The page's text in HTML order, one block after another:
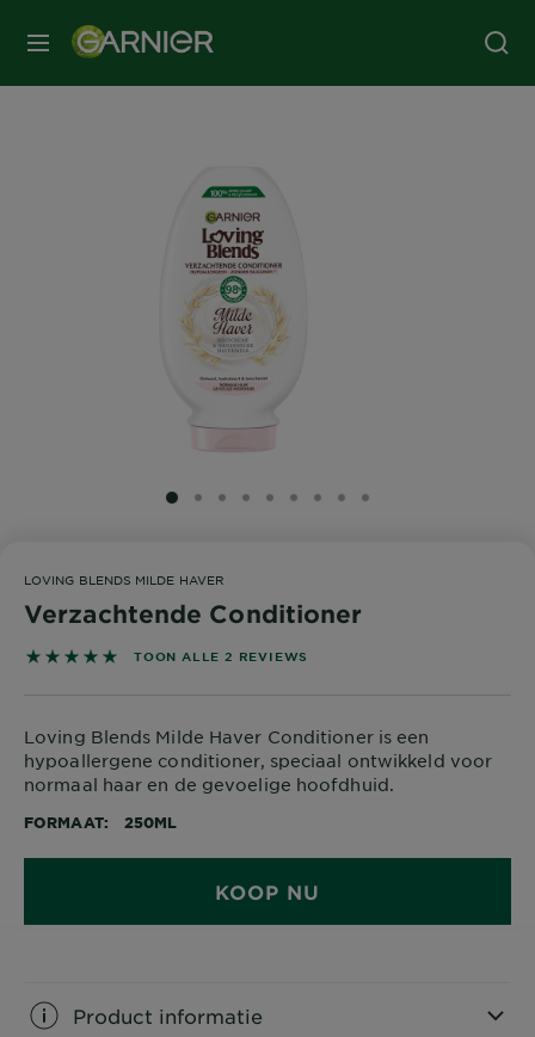
MENU
SLIDE 1
SLIDE 2
SLIDE 3
SLIDE 4
SLIDE 5
SLIDE 6
SLIDE 7
SLIDE 8
SLIDE 9
LOVING BLENDS MILDE HAVER
Verzachtende Conditioner
5 out of 5 stars based on reviews
TOON ALLE 2 REVIEWS
Loving Blends Milde Haver Conditioner is een
hypoallergene conditioner, speciaal ontwikkeld voor
normaal haar en de gevoelige hoofdhuid.
FORMAAT 250ML
KOOP NU
Product informatie